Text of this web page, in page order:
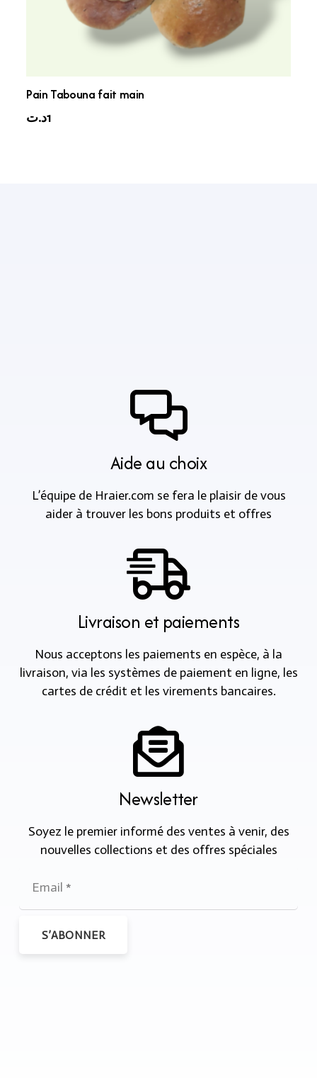
Pain Tabouna fait main
1د.ت
Aide au choix
L’équipe de Hraier.com se fera le plaisir de vous
aider à trouver les bons produits et offres
Livraison et paiements
Nous acceptons les paiements en espèce, à la
livraison, via les systèmes de paiement en ligne, les
cartes de crédit et les virements bancaires.
Newsletter
Soyez le premier informé des ventes à venir, des
nouvelles collections et des offres spéciales
S’ABONNER